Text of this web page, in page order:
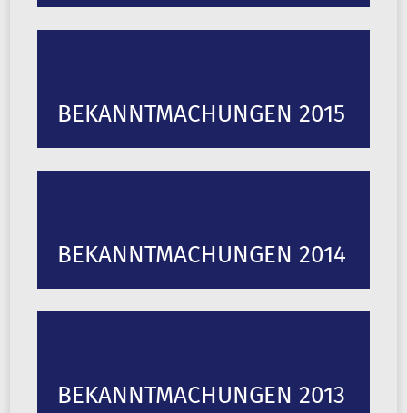
BEKANNTMACHUNGEN 2015
BEKANNTMACHUNGEN 2014
BEKANNTMACHUNGEN 2013